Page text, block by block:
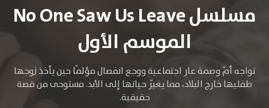
مسلسل No One Saw Us Leave
الموسم الأول
تواجه أمّ وصمة عار اجتماعية ووجع انفصال مؤلمًا حين يأخذ زوجها
طفليها خارج البلاد، مما يغيّر حياتها إلى الأبد. مستوحى من قصة
حقيقية.